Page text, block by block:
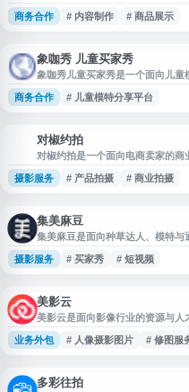
与商品展示、买家秀拍摄、模特合
品图片内容、丰富店铺展示素材的
商务合作 # 内容制作 # 商品展示
象咖秀 儿童买家秀
象咖秀儿童买家秀是一个面向儿
买家秀、童装展示、儿童模特作品
儿童摄影、儿童模特及家长用户浏
商务合作 # 儿童模特分享平台
对椒约拍
对椒约拍是一个面向电商卖家的
景图、模特图及短视频素材的内容
低自建拍摄团队的时间成本和沟通
测款阶段控制内
摄影服务 # 产品拍摄 # 商业拍摄
集美麻豆
集美麻豆是面向种草达人、模特
买家秀、种草内容、口播及短视频
拍，帮助麻豆达人承接通告，也便
摄影服务 # 买家秀 # 短视频
美影云
美影云是面向影像行业的资源与人
师、后期制作等创作人才，以及模
品展示、拍摄场地、服装、摄影器
业务外包 # 人像摄影图片 # 修图服
多彩往拍